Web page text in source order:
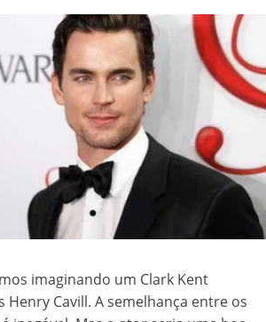
imaginando um Clark Kent
Henry Cavill. A semelhança entre os